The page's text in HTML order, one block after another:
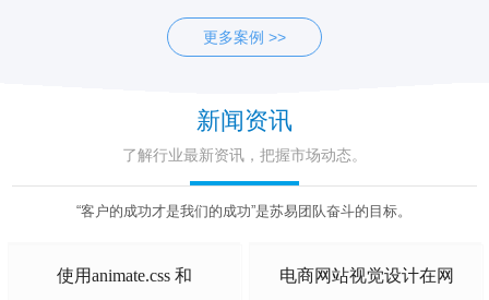
更多案例 >>
新闻资讯
了解行业最新资讯，把握市场动态。
“客户的成功才是我们的成功”是苏易团队奋斗的目标。
使用animate.css 和 电商网站视觉设计在网